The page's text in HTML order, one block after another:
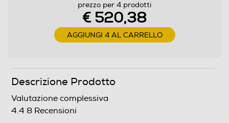
Raffreddamento rapido
Numero cassetti frigorifero
Numero ripiani
prezzo per 4 prodotti
€ 520,38
AGGIUNGI 4 AL CARRELLO
Descrizione Prodotto
Valutazione complessiva
4.4 8 Recensioni